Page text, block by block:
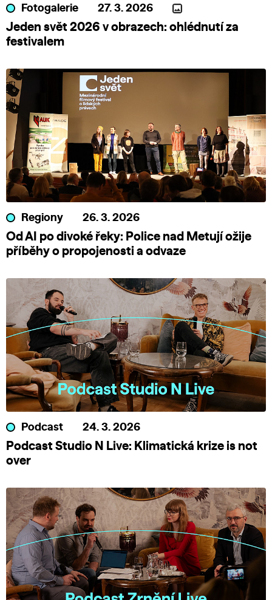
Fotogalerie 27. 3. 2026
Jeden svět 2026 v obrazech: ohlédnutí za
festivalem
Regiony 26. 3. 2026
Od AI po divoké řeky: Police nad Metují ožije
příběhy o propojenosti a odvaze
Podcast 24. 3. 2026
Podcast Studio N Live: Klimatická krize is not
over